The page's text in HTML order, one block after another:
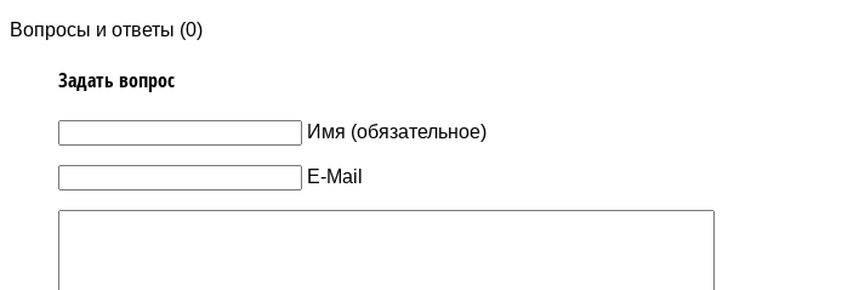
Вопросы и ответы (0)
Задать вопрос
Имя (обязательное)
E-Mail